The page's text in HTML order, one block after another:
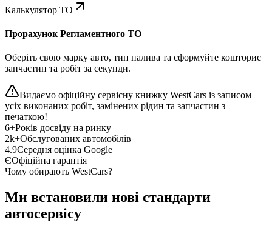
Калькулятор ТО
Прорахунок Регламентного ТО
Оберіть свою марку авто, тип палива та сформуйте кошторис
запчастин та робіт за секунди.
Видаємо офіційну сервісну книжку WestCars із записом
усіх виконаних робіт, замінених рідин та запчастин з
печаткою!
6+Років досвіду на ринку
2k+Обслугованих автомобілів
4.9Середня оцінка Google
ЄОфіційна гарантія
Чому обирають WestCars?
Ми встановили нові стандарти
автосервісу